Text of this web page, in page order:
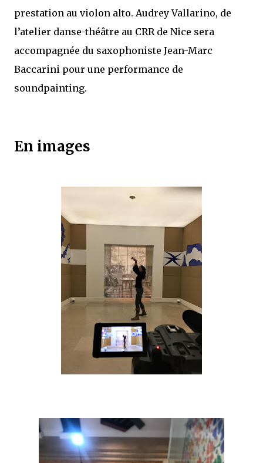
prestation au violon alto. Audrey Vallarino, de
l’atelier danse-théâtre au CRR de Nice sera
accompagnée du saxophoniste Jean-Marc
Baccarini pour une performance de
soundpainting.
En images